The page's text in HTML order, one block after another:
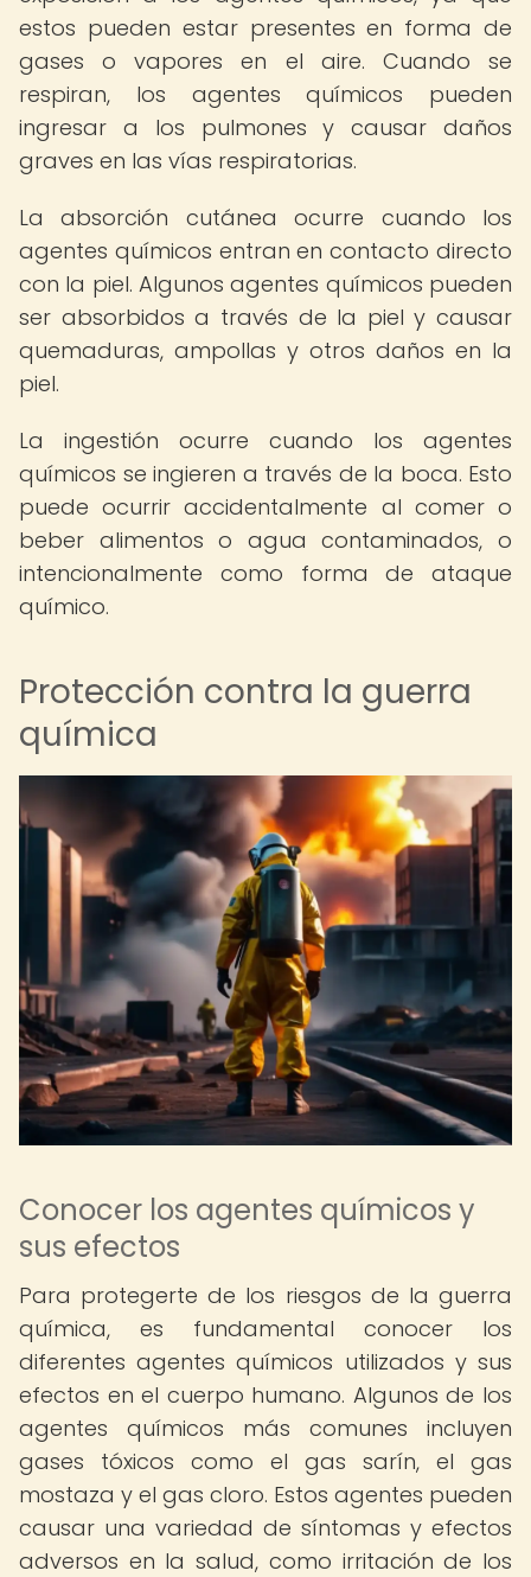
estos pueden estar presentes en forma de
gases o vapores en el aire. Cuando se
respiran, los agentes químicos pueden
ingresar a los pulmones y causar daños
graves en las vías respiratorias.
La absorción cutánea ocurre cuando los
agentes químicos entran en contacto directo
con la piel. Algunos agentes químicos pueden
ser absorbidos a través de la piel y causar
quemaduras, ampollas y otros daños en la
piel.
La ingestión ocurre cuando los agentes
químicos se ingieren a través de la boca. Esto
puede ocurrir accidentalmente al comer o
beber alimentos o agua contaminados, o
intencionalmente como forma de ataque
químico.
Protección contra la guerra
química
Conocer los agentes químicos y
sus efectos
Para protegerte de los riesgos de la guerra
química, es fundamental conocer los
diferentes agentes químicos utilizados y sus
efectos en el cuerpo humano. Algunos de los
agentes químicos más comunes incluyen
gases tóxicos como el gas sarín, el gas
mostaza y el gas cloro. Estos agentes pueden
causar una variedad de síntomas y efectos
adversos en la salud, como irritación de los